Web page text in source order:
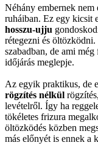
Néhány embernek nem
ruháiban. Ez egy kicsit
hosszu-ujju
rétegezni és
szabadban, de ami
időjárás meglepje.
Az egyik praktikus, de
rögzítés nélkül
levételről. Így ha
tökéletes frizura
öltözködés közben
más előnyét is ennek a